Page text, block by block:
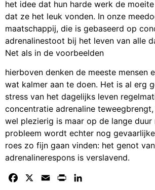
het idee dat hun harde werk de
dat ze het leuk vonden. In onze
maatschappij, die is gebaseerd op
adrenalinestoot bij het leven van alle
Net als in de voorbeelden
hierboven denken de meeste mensen
wat kalmer aan te doen. Het is al erg
stress van het dagelijks leven
concentratie adrenaline
wel plezierig is maar op de lange
probleem wordt echter nog
roes zo fijn gaan vinden: het genot
adrenalinerespons is verslavend.
Facebook Email Print